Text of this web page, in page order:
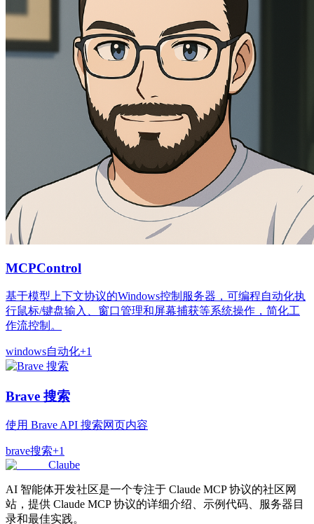
MCPControl
基于模型上下文协议的Windows控制服务器，可编程自动化执
行鼠标/键盘输入、窗口管理和屏幕捕获等系统操作，简化工
作流控制。
windows自动化+1
Brave 搜索
使用 Brave API 搜索网页内容
brave搜索+1
Claube
AI 智能体开发社区是一个专注于 Claude MCP 协议的社区网
站，提供 Claude MCP 协议的详细介绍、示例代码、服务器目
录和最佳实践。